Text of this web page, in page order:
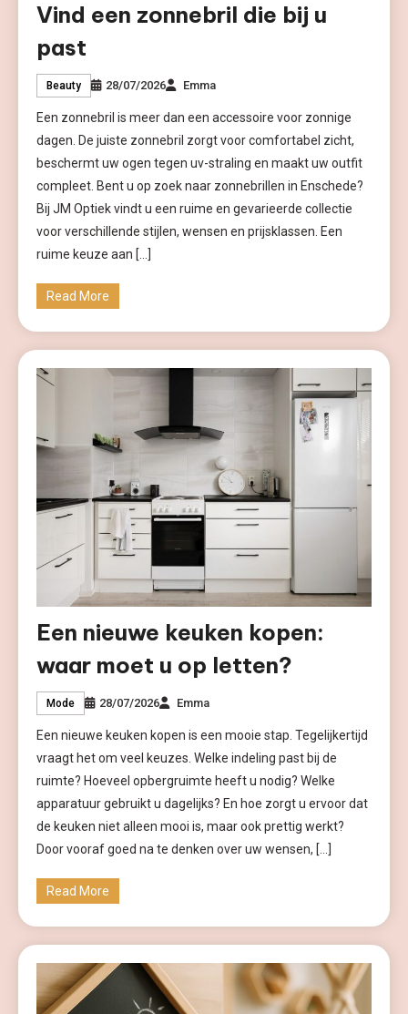
Vind een zonnebril die bij u
past
Beauty 28/07/2026 Emma
Een zonnebril is meer dan een accessoire voor zonnige
dagen. De juiste zonnebril zorgt voor comfortabel zicht,
beschermt uw ogen tegen uv-straling en maakt uw outfit
compleet. Bent u op zoek naar zonnebrillen in Enschede?
Bij JM Optiek vindt u een ruime en gevarieerde collectie
voor verschillende stijlen, wensen en prijsklassen. Een
ruime keuze aan […]
Read More
Een nieuwe keuken kopen:
waar moet u op letten?
Mode 28/07/2026 Emma
Een nieuwe keuken kopen is een mooie stap. Tegelijkertijd
vraagt het om veel keuzes. Welke indeling past bij de
ruimte? Hoeveel opbergruimte heeft u nodig? Welke
apparatuur gebruikt u dagelijks? En hoe zorgt u ervoor dat
de keuken niet alleen mooi is, maar ook prettig werkt?
Door vooraf goed na te denken over uw wensen, […]
Read More